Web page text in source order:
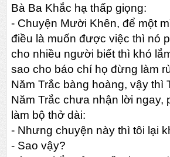
Bà Ba Khắc hạ thấp giọng:
- Chuyện Mười Khên, để một
điều là muốn được việc thì nó
cho nhiều người biết thì khó
sao cho báo chí họ đừng làm
Năm Trắc bàng hoàng, vậy
Năm Trắc chưa nhận lời ngay,
làm bộ thở dài:
- Nhưng chuyện này thì tôi lại
- Sao vậy?